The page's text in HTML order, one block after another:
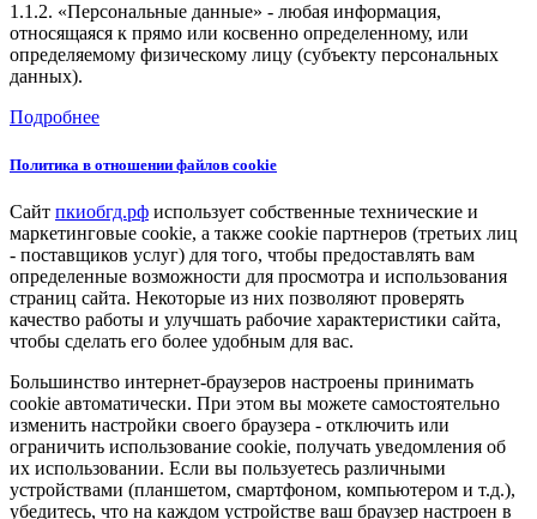
1.1.2. «Персональные данные» - любая информация,
относящаяся к прямо или косвенно определенному, или
определяемому физическому лицу (субъекту персональных
данных).
Подробнее
Политика в отношении файлов cookie
Сайт пкиобгд.рф использует собственные технические и
маркетинговые cookie, а также cookie партнеров (третьих лиц
- поставщиков услуг) для того, чтобы предоставлять вам
определенные возможности для просмотра и использования
страниц сайта. Некоторые из них позволяют проверять
качество работы и улучшать рабочие характеристики сайта,
чтобы сделать его более удобным для вас.
Большинство интернет-браузеров настроены принимать
cookie автоматически. При этом вы можете самостоятельно
изменить настройки своего браузера - отключить или
ограничить использование cookie, получать уведомления об
их использовании. Если вы пользуетесь различными
устройствами (планшетом, смартфоном, компьютером и т.д.),
убедитесь, что на каждом устройстве ваш браузер настроен в